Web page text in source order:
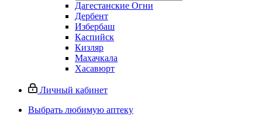
Дагестанские Огни
Дербент
Избербаш
Каспийск
Кизляр
Махачкала
Хасавюрт
Личный кабинет
Выбрать любимую аптеку